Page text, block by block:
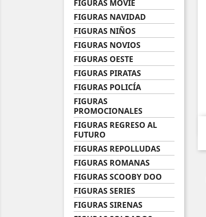
FIGURAS MOVIE
FIGURAS NAVIDAD
FIGURAS NIÑOS
FIGURAS NOVIOS
FIGURAS OESTE
FIGURAS PIRATAS
FIGURAS POLICÍA
FIGURAS
PROMOCIONALES
FIGURAS REGRESO AL
FUTURO
FIGURAS REPOLLUDAS
FIGURAS ROMANAS
FIGURAS SCOOBY DOO
FIGURAS SERIES
FIGURAS SIRENAS